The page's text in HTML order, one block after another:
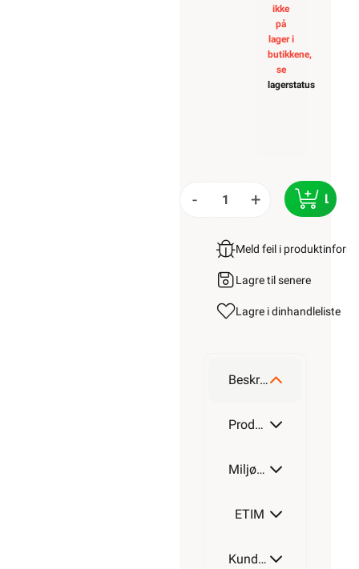
ikke
på
lager i
butikkene,
se
lagerstatus
- +
Meld feil i
Lagre til senere
Lagre i dinhandleliste
Beskrivelse
Produktdetaljer
Miljøparametere
ETIM
Kundeomtale